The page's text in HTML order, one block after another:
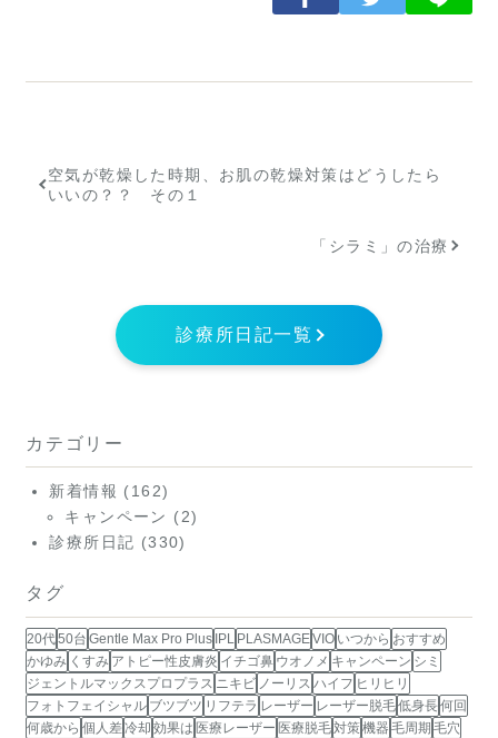
空気が乾燥した時期、お肌の乾燥対策はどうしたら
いいの？？ その１
「シラミ」の治療
診療所日記一覧
カテゴリー
新着情報 (162)
キャンペーン (2)
診療所日記 (330)
タグ
20代50台 Gentle Max Pro Plus IPL PLASMAGEVIO いつから おすすめ
かゆみ くすみ アトピー性皮膚炎 イチゴ鼻 ウオノメ キャンペーン シミ
ジェントルマックスプロプラス ニキビ ノーリス ハイフ ヒリヒリ
フォトフェイシャル ブツブツ リフテラ レーザー レーザー脱毛低身長何回
何歳から 個人差冷却 効果は 医療レーザー 医療脱毛対策機器 毛周期 毛穴